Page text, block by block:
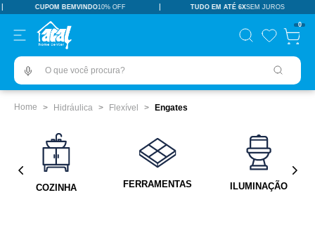
CUPOM BEMVINDO10% OFF TUDO EM ATÉ 6XSEM JUROS
0
O que você procura?
Hidráulica Flexível Engates
COZINHA FERRAMENTAS ILUMINAÇÃO
TERMOS MAIS BUSCADOS
pisos revestimentos
º ceramica
revestimento
6 vaso sanitário